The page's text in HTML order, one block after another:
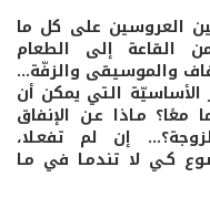
العروسين على كل ما
القاعة إلى الطعام
والموسيقى والزفّة...
الأساسيّة التي يمكن أن
مـاذا عـن الإنفاق
إن لم تفعـلا،
كـي لا تندمـا في مـا